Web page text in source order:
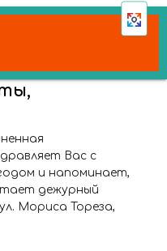
Вас с
и напоминает,
дежурный
Мориса Тореза,